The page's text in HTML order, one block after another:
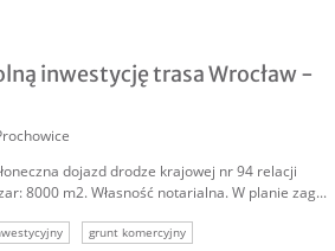
inwestycję trasa Wrocław -
dojazd drodze krajowej nr 94 relacji
8000 m2. Własność notarialna. W planie zag...
grunt komercyjny